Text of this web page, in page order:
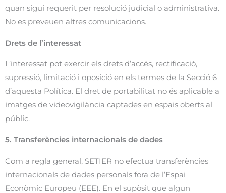
quan sigui requerit per resolució judicial o administrativa.
No es preveuen altres comunicacions.
Drets de l’interessat
L’interessat pot exercir els drets d’accés, rectificació,
supressió, limitació i oposició en els termes de la Secció 6
d’aquesta Política. El dret de portabilitat no és aplicable a
imatges de videovigilància captades en espais oberts al
públic.
5. Transferències internacionals de dades
Com a regla general, SETIER no efectua transferències
internacionals de dades personals fora de l’Espai
Econòmic Europeu (EEE). En el supòsit que algun